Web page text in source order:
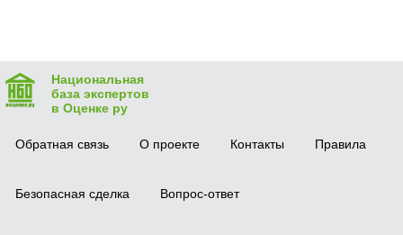
Национальная
база экспертов
в Оценке ру
Обратная связь О проекте Контакты Правила
Безопасная сделка Вопрос-ответ